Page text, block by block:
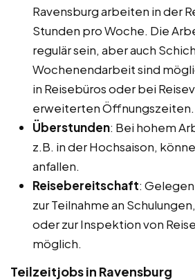
Ravensburg arbeiten in der
Stunden pro Woche. Die
regulär sein, aber auch
Wochenendarbeit sind
in Reisebüros oder bei
erweiterten Öffnungszeiten.
Überstunden: Bei hohem
z.B. in der Hochsaison,
anfallen.
Reisebereitschaft:
zur Teilnahme an
oder zur Inspektion von
möglich.
Teilzeitjobs in Ravensburg